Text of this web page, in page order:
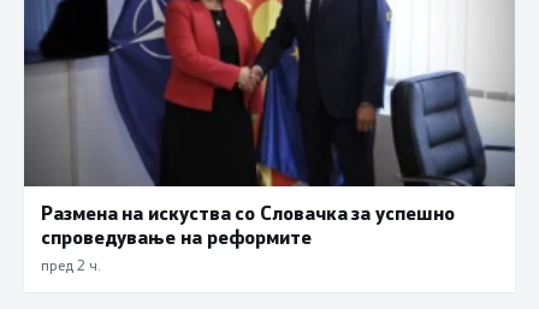
Размена на искуства со Словачка за успешно
спроведување на реформите
пред 2 ч.